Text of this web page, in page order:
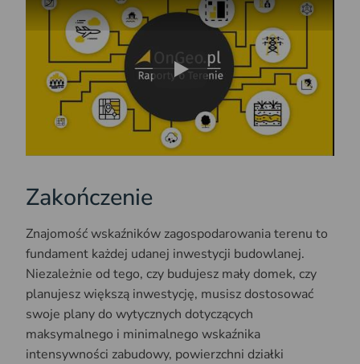
Play
Zakończenie
Znajomość wskaźników zagospodarowania terenu to
fundament każdej udanej inwestycji budowlanej.
Niezależnie od tego, czy budujesz mały domek, czy
planujesz większą inwestycję, musisz dostosować
swoje plany do wytycznych dotyczących
maksymalnego i minimalnego wskaźnika
intensywności zabudowy, powierzchni działki